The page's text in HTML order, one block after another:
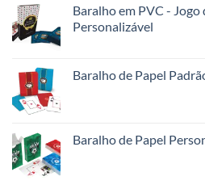
Baralho em PVC -
Personalizável
Baralho de Papel
Baralho de Papel